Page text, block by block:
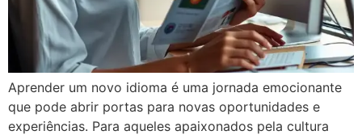
Aprender um novo idioma é uma jornada emocionante
que pode abrir portas para novas oportunidades e
experiências. Para aqueles apaixonados pela cultura